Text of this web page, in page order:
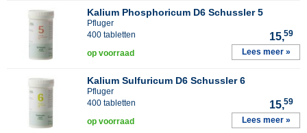
Kalium Phosphoricum D6 Schussler 5
Pfluger
400 tabletten
15,59
op voorraad Lees meer »
Kalium Sulfuricum D6 Schussler 6
Pfluger
400 tabletten
15,59
op voorraad Lees meer »